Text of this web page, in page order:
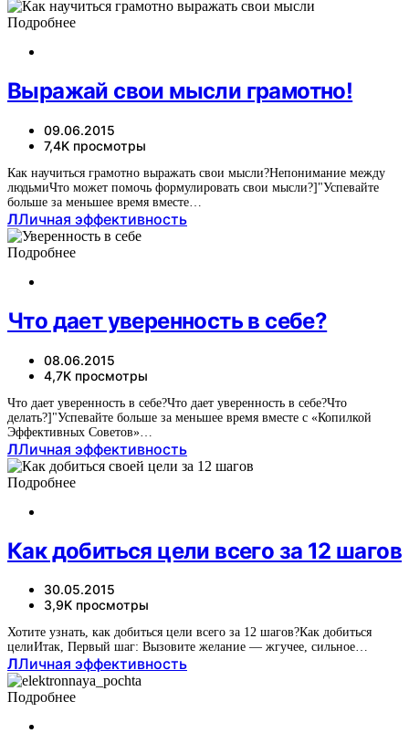
Подробнее
Выражай свои мысли грамотно!
09.06.2015
7,4K просмотры
Как научиться грамотно выражать свои мысли?Непонимание между
людьмиЧто может помочь формулировать свои мысли?]"Успевайте
больше за меньшее время вместе…
ЛЛичная эффективность
Подробнее
Что дает уверенность в себе?
08.06.2015
4,7K просмотры
Что дает уверенность в себе?Что дает уверенность в себе?Что
делать?]"Успевайте больше за меньшее время вместе с «Копилкой
Эффективных Советов»…
ЛЛичная эффективность
Подробнее
Как добиться цели всего за 12 шагов
30.05.2015
3,9K просмотры
Хотите узнать, как добиться цели всего за 12 шагов?Как добиться
целиИтак, Первый шаг: Вызовите желание — жгучее, сильное…
ЛЛичная эффективность
Подробнее